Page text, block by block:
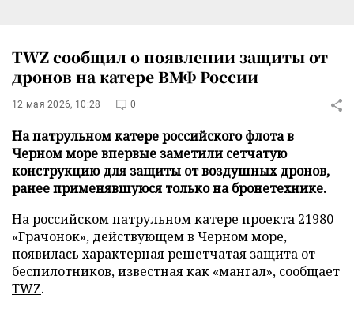
TWZ сообщил о появлении защиты от
дронов на катере ВМФ России
12 мая 2026, 10:28 0
На патрульном катере российского флота в
Черном море впервые заметили сетчатую
конструкцию для защиты от воздушных дронов,
ранее применявшуюся только на бронетехнике.
На российском патрульном катере проекта 21980
«Грачонок», действующем в Черном море,
появилась характерная решетчатая защита от
беспилотников, известная как «мангал», сообщает
TWZ.